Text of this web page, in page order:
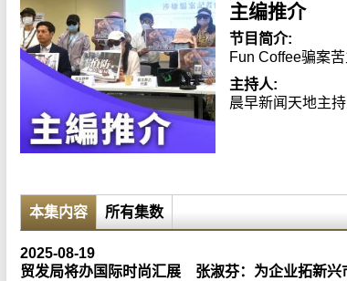
主编推介
节目简介:
Fun Coffee骗案
主持人:
晨早新闻天地主
本集内容 所有集数
2025-08-19
贸发局将办国际时尚汇展 张淑芬：为企业拓新兴